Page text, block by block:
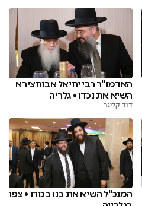
האדמו"ר רבי יחיאל אבוחצירא
השיא את נכדו • גלריה
דוד קליגר
המנכ"ל השיא את בנו בכורו • צפו